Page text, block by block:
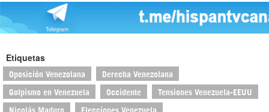
Etiquetas
Oposición Venezolana Derecha Venezolana
Golpismo en Venezuela Occidente Tensiones Venezuela-EEUU
Nicolás Maduro Elecciones Venezuela